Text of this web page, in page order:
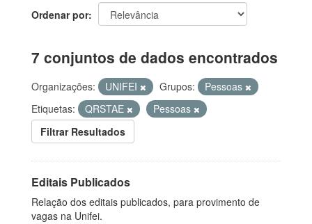
Ordenar por
7 conjuntos de dados encontrados
Organizações: UNIFEI Grupos:
Pessoas
Etiquetas:
QRSTAE
Pessoas
Filtrar Resultados
Editais Publicados
Relação dos editais publicados, para provimento de
vagas na Unifei.